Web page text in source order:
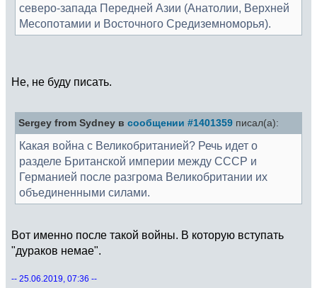
северо-запада Передней Азии (Анатолии, Верхней
Месопотамии и Восточного Средиземноморья).
Не, не буду писать.
Sergey from Sydney в сообщении #1401359 писал(а):
Какая война с Великобританией? Речь идет о
разделе Британской империи между СССР и
Германией после разгрома Великобритании их
объединенными силами.
Вот именно после такой войны. В которую вступать
"дураков немае".
-- 25.06.2019, 07:36 --